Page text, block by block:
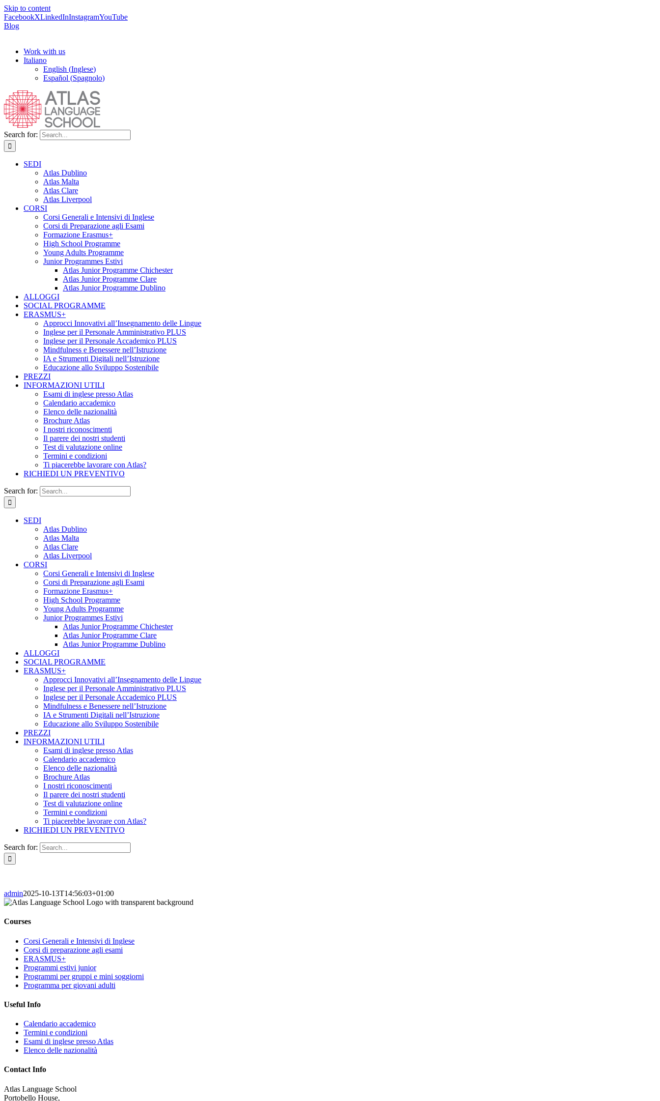
Skip to content
FacebookXLinkedInInstagramYouTube
Blog
Work with us
Italiano
English (Inglese)
Español (Spagnolo)
Search for:
SEDI
Atlas Dublino
Atlas Malta
Atlas Clare
Atlas Liverpool
CORSI
Corsi Generali e Intensivi di Inglese
Corsi di Preparazione agli Esami
Formazione Erasmus+
High School Programme
Young Adults Programme
Junior Programmes Estivi
Atlas Junior Programme Chichester
Atlas Junior Programme Clare
Atlas Junior Programme Dublino
ALLOGGI
SOCIAL PROGRAMME
ERASMUS+
Approcci Innovativi all’Insegnamento delle Lingue
Inglese per il Personale Amministrativo PLUS
Inglese per il Personale Accademico PLUS
Mindfulness e Benessere nell’Istruzione
IA e Strumenti Digitali nell’Istruzione
Educazione allo Sviluppo Sostenibile
PREZZI
INFORMAZIONI UTILI
Esami di inglese presso Atlas
Calendario accademico
Elenco delle nazionalità
Brochure Atlas
I nostri riconoscimenti
Il parere dei nostri studenti
Test di valutazione online
Termini e condizioni
Ti piacerebbe lavorare con Atlas?
RICHIEDI UN PREVENTIVO
Search for:
SEDI
Atlas Dublino
Atlas Malta
Atlas Clare
Atlas Liverpool
CORSI
Corsi Generali e Intensivi di Inglese
Corsi di Preparazione agli Esami
Formazione Erasmus+
High School Programme
Young Adults Programme
Junior Programmes Estivi
Atlas Junior Programme Chichester
Atlas Junior Programme Clare
Atlas Junior Programme Dublino
ALLOGGI
SOCIAL PROGRAMME
ERASMUS+
Approcci Innovativi all’Insegnamento delle Lingue
Inglese per il Personale Amministrativo PLUS
Inglese per il Personale Accademico PLUS
Mindfulness e Benessere nell’Istruzione
IA e Strumenti Digitali nell’Istruzione
Educazione allo Sviluppo Sostenibile
PREZZI
INFORMAZIONI UTILI
Esami di inglese presso Atlas
Calendario accademico
Elenco delle nazionalità
Brochure Atlas
I nostri riconoscimenti
Il parere dei nostri studenti
Test di valutazione online
Termini e condizioni
Ti piacerebbe lavorare con Atlas?
RICHIEDI UN PREVENTIVO
Search for:
admin2025-10-13T14:56:03+01:00
Courses
Corsi Generali e Intensivi di Inglese
Corsi di preparazione agli esami
ERASMUS+
Programmi estivi junior
Programmi per gruppi e mini soggiorni
Programma per giovani adulti
Useful Info
Calendario accademico
Termini e condizioni
Esami di inglese presso Atlas
Elenco delle nazionalità
Contact Info
Atlas Language School
Portobello House,